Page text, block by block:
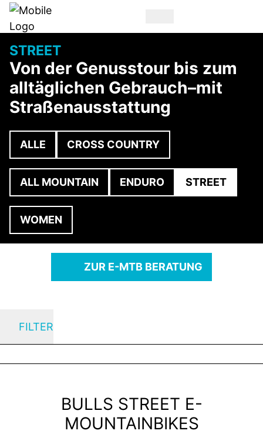
STREET
Von der Genusstour bis zum
alltäglichen Gebrauch–mit
Straßenausstattung
ALLE CROSS COUNTRY
ALL MOUNTAIN ENDURO STREET
WOMEN
ZUR E-MTB BERATUNG
FILTER
BULLS STREET E-
MOUNTAINBIKES